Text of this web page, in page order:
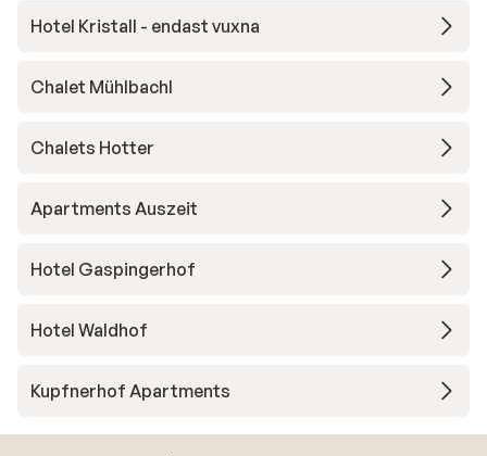
Hotel Kristall - endast vuxna
Chalet Mühlbachl
Chalets Hotter
Apartments Auszeit
Hotel Gaspingerhof
Hotel Waldhof
Kupfnerhof Apartments